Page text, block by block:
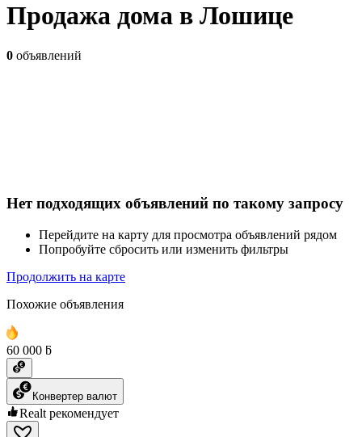
Продажа дома в Лошице
0 объявлений
Нет подходящих объявлений по такому запросу
Перейдите на карту для просмотра объявлений рядом
Попробуйте сбросить или изменить фильтры
Продолжить на карте
Похожие объявления
60 000 ƃ
Конвертер валют
Realt рекомендует